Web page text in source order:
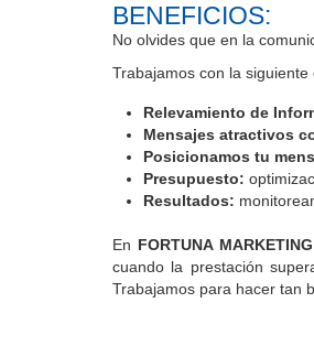
BENEFICIOS:
No olvides que en la
Trabajamos con la
Relevamiento de
Mensajes atractivos
Posicionamos tu
Presupuesto:
Resultados:
En FORTUNA
cuando la prestación
Trabajamos para hacer tan